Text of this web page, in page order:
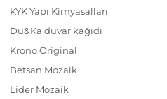
KYK Yapı Kimyasalları
Du&Ka duvar kağıdı
Krono Original
Betsan Mozaik
Lider Mozaik